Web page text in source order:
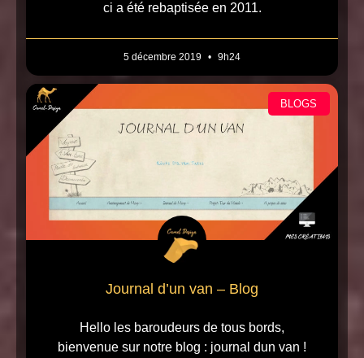
ci a été rebaptisée en 2011.
5 décembre 2019 9h24
BLOGS
Journal d’un van – Blog
Hello les baroudeurs de tous bords,
bienvenue sur notre blog : journal dun van !